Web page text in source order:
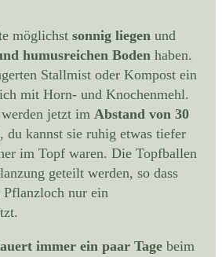
möglichst sonnig liegen und
humusreichen Boden haben.
Stallmist oder Kompost ein
mit Horn- und Knochenmehl.
jetzt im Abstand von 30
du kannst sie ruhig etwas tiefer
im Topf waren. Die Topfballen
geteilt werden, so dass
nur ein
immer ein paar Tage beim